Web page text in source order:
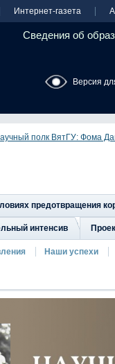
Интернет-газета
Сведения об
Версия
полк ВятГУ: Фома
предотвращения
интенсив
Наши успехи